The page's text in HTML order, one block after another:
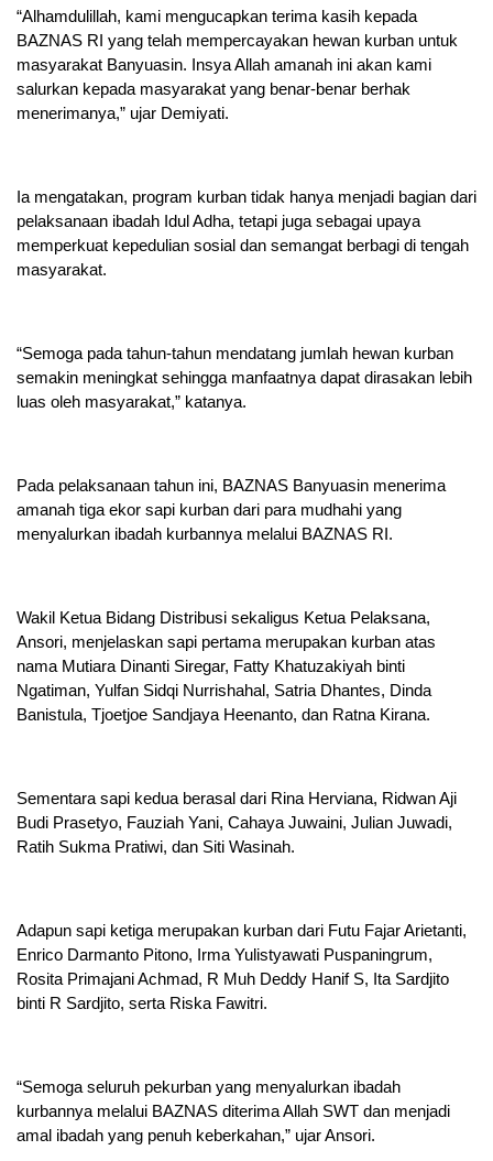
“Alhamdulillah, kami mengucapkan terima kasih kepada
BAZNAS RI yang telah mempercayakan hewan kurban untuk
masyarakat Banyuasin. Insya Allah amanah ini akan kami
salurkan kepada masyarakat yang benar-benar berhak
menerimanya,” ujar Demiyati.
Ia mengatakan, program kurban tidak hanya menjadi bagian dari
pelaksanaan ibadah Idul Adha, tetapi juga sebagai upaya
memperkuat kepedulian sosial dan semangat berbagi di tengah
masyarakat.
“Semoga pada tahun-tahun mendatang jumlah hewan kurban
semakin meningkat sehingga manfaatnya dapat dirasakan lebih
luas oleh masyarakat,” katanya.
Pada pelaksanaan tahun ini, BAZNAS Banyuasin menerima
amanah tiga ekor sapi kurban dari para mudhahi yang
menyalurkan ibadah kurbannya melalui BAZNAS RI.
Wakil Ketua Bidang Distribusi sekaligus Ketua Pelaksana,
Ansori, menjelaskan sapi pertama merupakan kurban atas
nama Mutiara Dinanti Siregar, Fatty Khatuzakiyah binti
Ngatiman, Yulfan Sidqi Nurrishahal, Satria Dhantes, Dinda
Banistula, Tjoetjoe Sandjaya Heenanto, dan Ratna Kirana.
Sementara sapi kedua berasal dari Rina Herviana, Ridwan Aji
Budi Prasetyo, Fauziah Yani, Cahaya Juwaini, Julian Juwadi,
Ratih Sukma Pratiwi, dan Siti Wasinah.
Adapun sapi ketiga merupakan kurban dari Futu Fajar Arietanti,
Enrico Darmanto Pitono, Irma Yulistyawati Puspaningrum,
Rosita Primajani Achmad, R Muh Deddy Hanif S, Ita Sardjito
binti R Sardjito, serta Riska Fawitri.
“Semoga seluruh pekurban yang menyalurkan ibadah
kurbannya melalui BAZNAS diterima Allah SWT dan menjadi
amal ibadah yang penuh keberkahan,” ujar Ansori.